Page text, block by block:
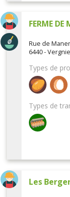
FERME DE
Rue de
6440 -
Types de
Types de
Les